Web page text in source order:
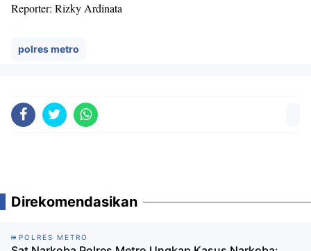
Reporter: Rizky Ardinata
polres metro
Direkomendasikan
POLRES METRO